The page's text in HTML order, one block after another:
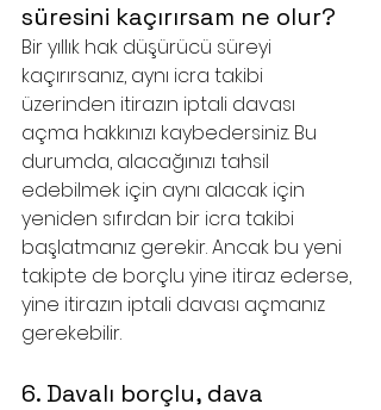
süresini kaçırırsam ne olur?
Bir yıllık hak düşürücü süreyi
kaçırırsanız, aynı icra takibi
üzerinden itirazın iptali davası
açma hakkınızı kaybedersiniz. Bu
durumda, alacağınızı tahsil
edebilmek için aynı alacak için
yeniden sıfırdan bir icra takibi
başlatmanız gerekir. Ancak bu yeni
takipte de borçlu yine itiraz ederse,
yine itirazın iptali davası açmanız
gerekebilir.
6. Davalı borçlu, dava